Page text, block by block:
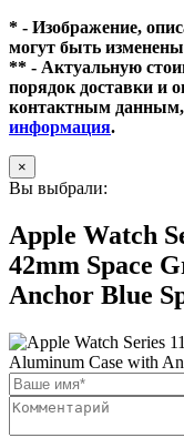
* - Изображение,
могут быть
** - Актуальную
порядок доставки и
контактным данным,
информация.
×
Вы выбрали:
Apple Watch
42mm Space
Anchor Blue